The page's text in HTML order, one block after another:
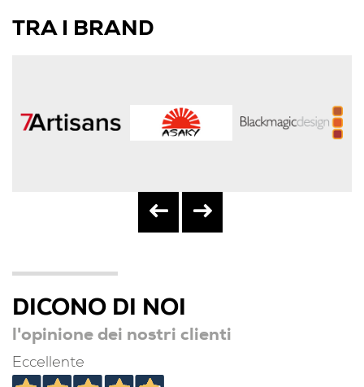
TRA I BRAND
DICONO DI NOI
l'opinione dei nostri clienti
Eccellente